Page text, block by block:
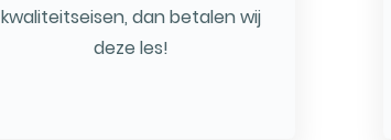
kwaliteitseisen, dan betalen wij
deze les!